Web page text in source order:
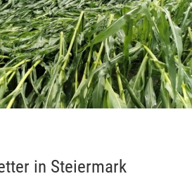
in Steiermark